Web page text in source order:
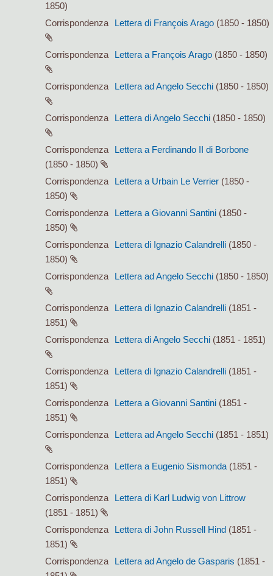
1850)
Corrispondenza
Lettera di François Arago (1850 - 1850)
Corrispondenza Lettera a François Arago (1850 - 1850)
Corrispondenza Lettera ad Angelo Secchi (1850 - 1850)
Corrispondenza Lettera di Angelo Secchi (1850 - 1850)
Corrispondenza
Lettera a Ferdinando II di Borbone
(1850 - 1850)
Corrispondenza
Lettera a Urbain Le Verrier (1850 -
1850)
Corrispondenza
Lettera a Giovanni Santini (1850 -
1850)
Corrispondenza
Lettera di Ignazio Calandrelli (1850 -
1850)
Corrispondenza
Lettera ad Angelo Secchi (1850 - 1850)
Corrispondenza Lettera di Ignazio Calandrelli (1851 -
1851)
Corrispondenza
Lettera di Angelo Secchi (1851 - 1851)
Corrispondenza Lettera di Ignazio Calandrelli (1851 -
1851)
Corrispondenza
Lettera a Giovanni Santini (1851 -
1851)
Corrispondenza
Lettera ad Angelo Secchi (1851 - 1851)
Corrispondenza Lettera a Eugenio Sismonda (1851 -
1851)
Corrispondenza
Lettera di Karl Ludwig von Littrow
(1851 - 1851)
Corrispondenza
Lettera di John Russell Hind (1851 -
1851)
Corrispondenza
Lettera ad Angelo de Gasparis (1851 -